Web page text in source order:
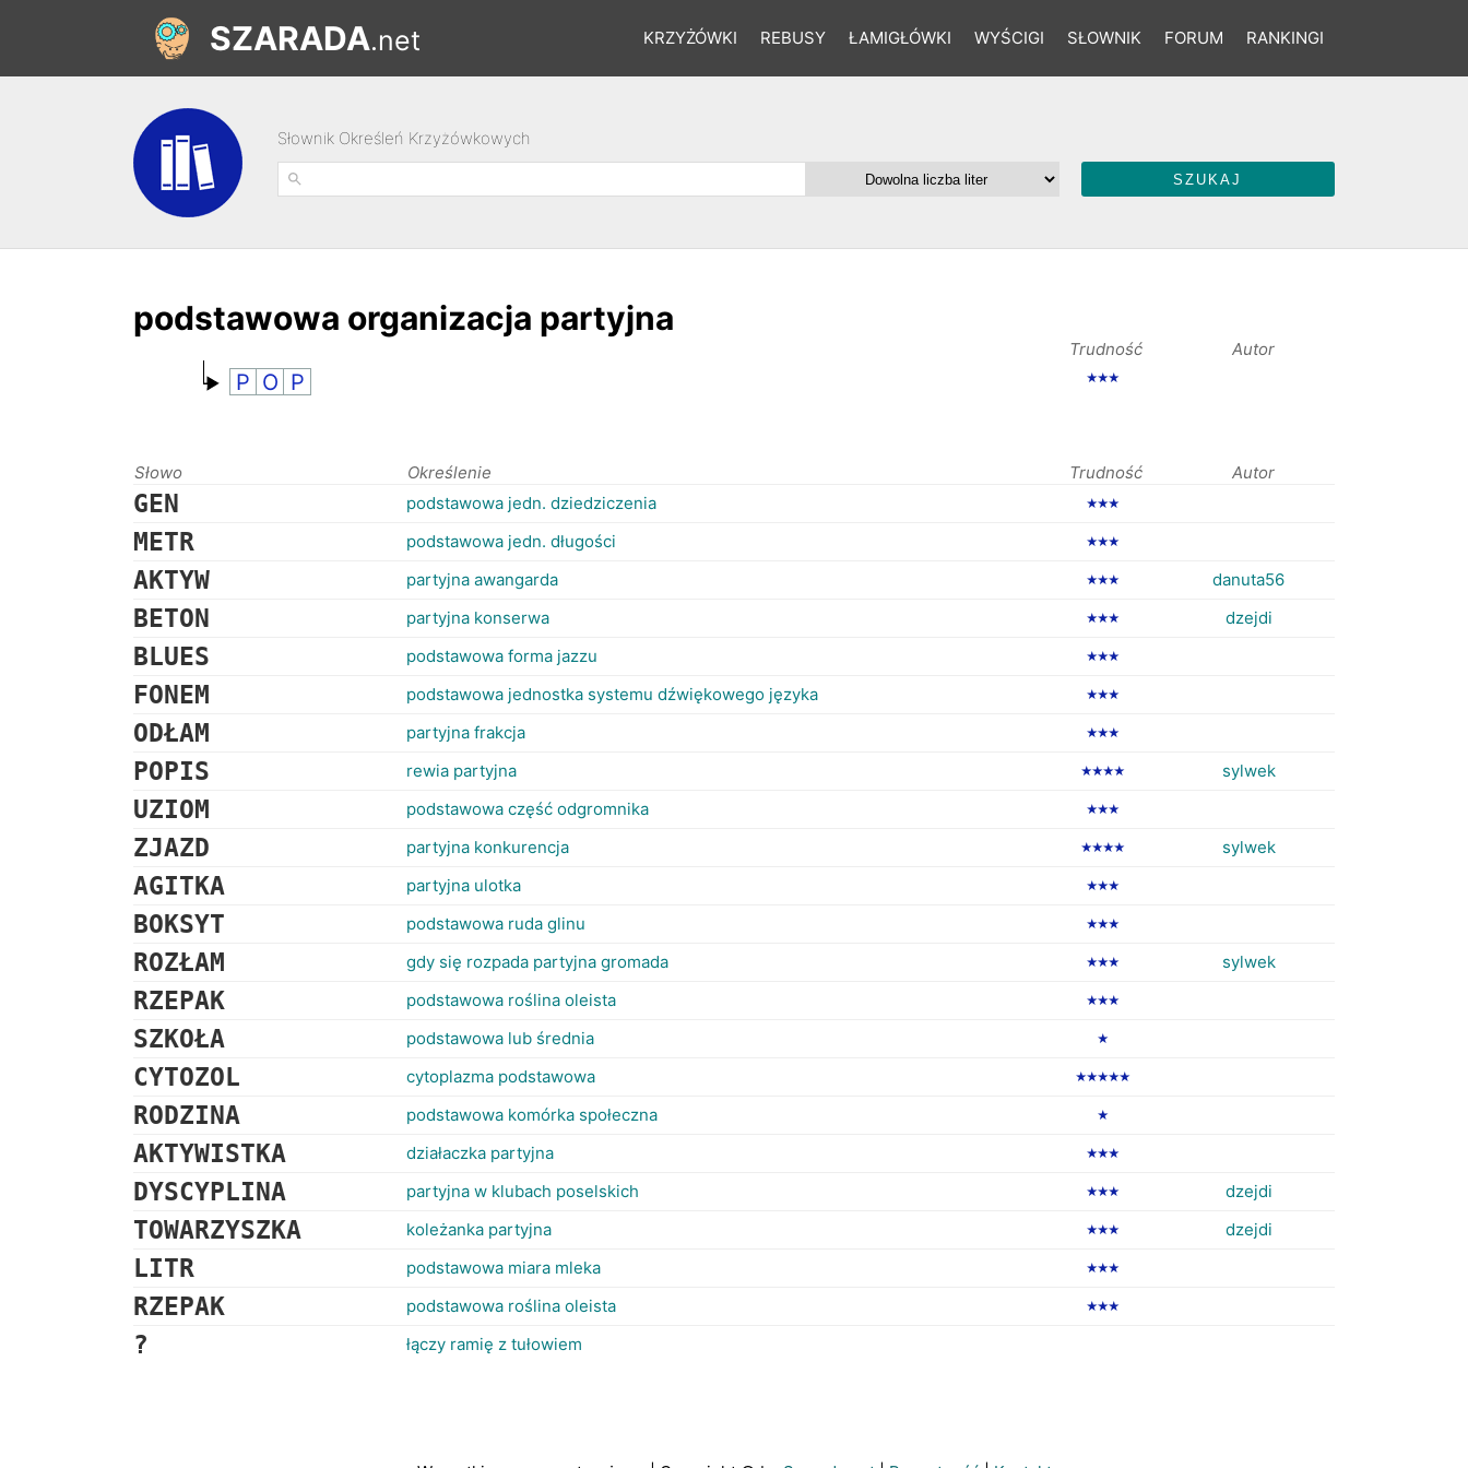
KRZYŻÓWKI REBUSY ŁAMIGŁÓWKI WYŚCIGI SŁOWNIK FORUM RANKINGI
SZARADA.net
Słownik Określeń Krzyżówkowych
podstawowa organizacja partyjna
Trudność Autor
P O P ★★★
Słowo Określenie Trudność Autor
GEN podstawowa jedn. dziedziczenia ★★★
METR podstawowa jedn. długości ★★★
AKTYW partyjna awangarda ★★★ danuta56
BETON partyjna konserwa ★★★ dzejdi
BLUES podstawowa forma jazzu ★★★
FONEM podstawowa jednostka systemu dźwiękowego języka ★★★
ODŁAM partyjna frakcja ★★★
POPIS rewia partyjna ★★★★ sylwek
UZIOM podstawowa część odgromnika ★★★
ZJAZD partyjna konkurencja ★★★★ sylwek
AGITKA partyjna ulotka ★★★
BOKSYT podstawowa ruda glinu ★★★
ROZŁAM gdy się rozpada partyjna gromada ★★★ sylwek
RZEPAK podstawowa roślina oleista ★★★
SZKOŁA podstawowa lub średnia ★
CYTOZOL cytoplazma podstawowa ★★★★★
RODZINA podstawowa komórka społeczna ★
AKTYWISTKA działaczka partyjna ★★★
DYSCYPLINA partyjna w klubach poselskich ★★★ dzejdi
TOWARZYSZKA koleżanka partyjna ★★★ dzejdi
LITR podstawowa miara mleka ★★★
RZEPAK podstawowa roślina oleista ★★★
? łączy ramię z tułowiem